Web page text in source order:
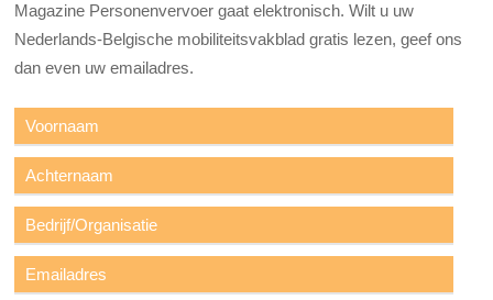
Magazine Personenvervoer gaat elektronisch. Wilt u uw
Nederlands-Belgische mobiliteitsvakblad gratis lezen, geef ons
dan even uw emailadres.